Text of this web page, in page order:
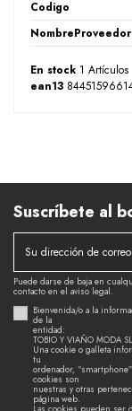
Codigo
NombreProveedor
En stock 1 Artículos
ean13
Suscríbete al
Puede darse de baja en
contacto en el aviso legal.
Bienvenida/o a la
de la
entidad:
TOBIO Y VIAÑO MODA SL
Una cookie o galleta
tu
ordenador,
cookies son
nuestras y otras
página web.